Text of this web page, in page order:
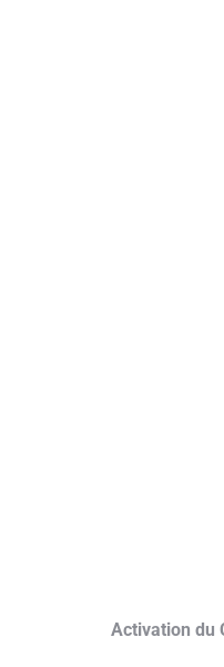
Activation du